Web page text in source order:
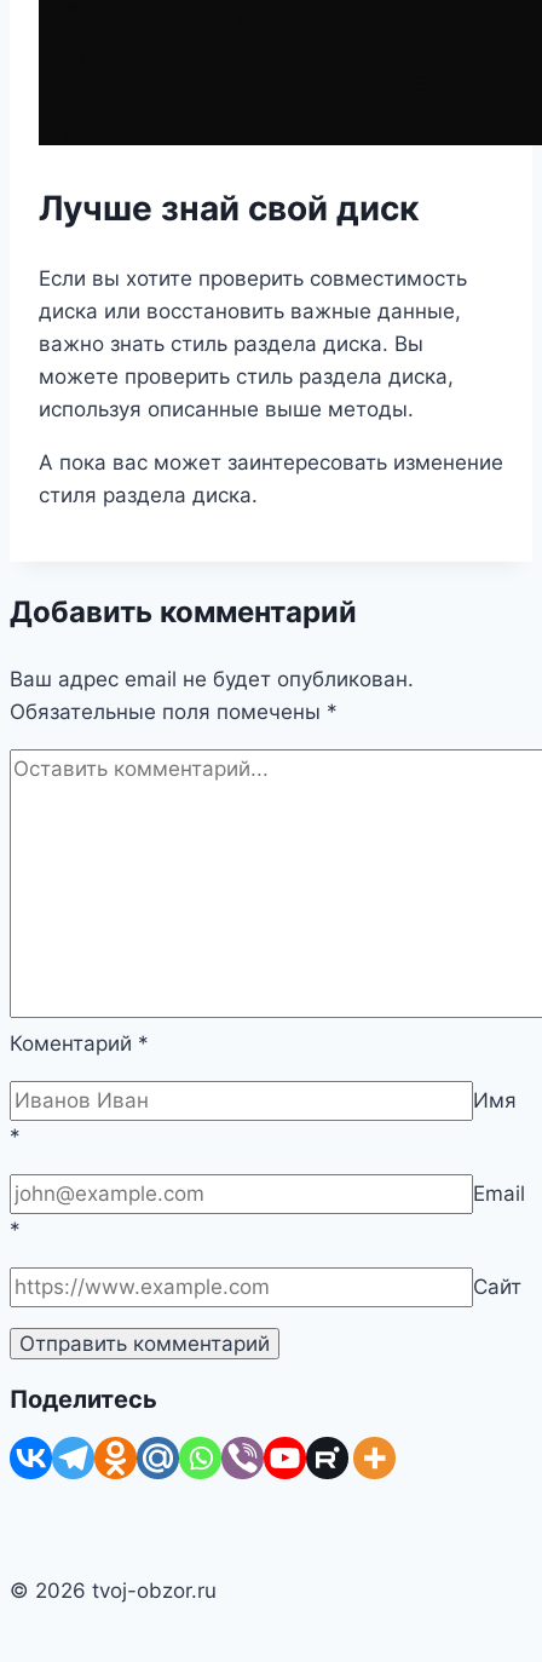
Лучше знай свой диск
Если вы хотите проверить совместимость
диска или восстановить важные данные,
важно знать стиль раздела диска. Вы
можете проверить стиль раздела диска,
используя описанные выше методы.
А пока вас может заинтересовать изменение
стиля раздела диска.
Добавить комментарий
Ваш адрес email не будет опубликован.
Обязательные поля помечены *
Коментарий *
Имя
*
Email
*
Сайт
Поделитесь
© 2026 tvoj-obzor.ru